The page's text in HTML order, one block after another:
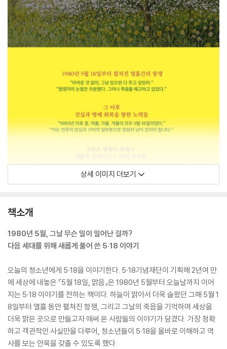
상세 이미지 더보기
책소개
1980년 5월, 그날 무슨 일이 일어난 걸까?
다음 세대를 위해 새롭게 풀어 쓴 5·18 이야기
오늘의 청소년에게 5·18을 이야기한다. 5·18기념재단이 기획해 2년여 만
에 세상에 내놓은 『5월 18일, 맑음』은 1980년 5월부터 오늘날까지 이어
지는 5·18 이야기를 전하는 책이다. 하늘이 맑아서 더욱 슬펐던 그해 5월 1
8일부터 열흘 동안 펼쳐진 항쟁, 그리고 그날의 죽음을 기억하며 세상을
더욱 맑은 곳으로 만들고자 애써 온 사람들의 이야기가 담겼다. 가장 정확
하고 객관적인 사실만을 다루어, 청소년들이 5·18을 올바로 이해하고 역
사를 보는 안목을 갖출 수 있도록 했다.